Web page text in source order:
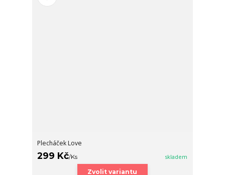
Plecháček Love
299 Kč/Ks skladem
Zvolit variantu